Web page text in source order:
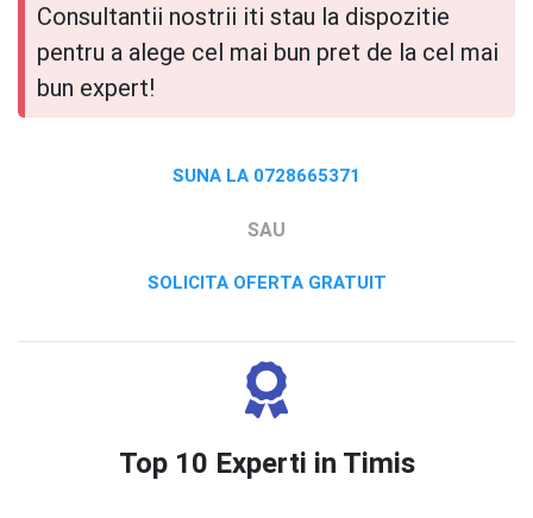
Consultantii nostrii iti stau la dispozitie
pentru a alege cel mai bun pret de la cel mai
bun expert!
SUNA LA 0728665371
SAU
SOLICITA OFERTA GRATUIT
Top 10 Experti in Timis